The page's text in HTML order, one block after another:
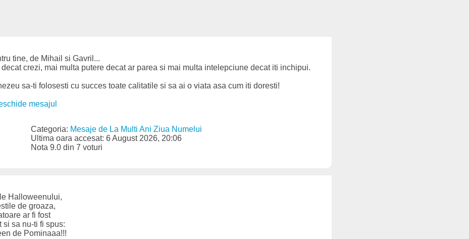
tine, de Mihail si Gavril...
crezi, mai multa putere decat ar parea si mai multa intelepciune decat iti inchipui.
sa-ti folosesti cu succes toate calitatile si sa ai o viata asa cum iti doresti!
mesajul
Categoria: Mesaje de La Multi Ani Ziua Numelui
Ultima oara accesat: 6 August 2026, 20:06
Nota 9.0 din 7 voturi
Halloweenului,
de groaza,
ar fi fost
si sa nu-ti fi spus:
de Pominaaa!!!